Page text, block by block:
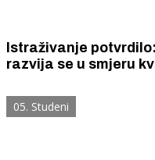
Istraživanje
razvija se u smjeru
njegovih posjetitelja
05. Studeni